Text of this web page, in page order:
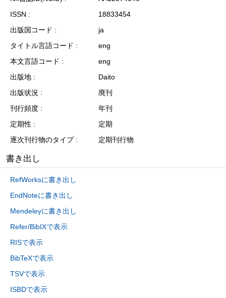
ISSN
18833454
出版国コード
ja
タイトル言語コード
eng
本文言語コード
eng
出版地
Daito
出版状況
廃刊
刊行頻度
年刊
定期性
定期
逐次刊行物のタイプ
定期刊行物
書き出し
RefWorksに書き出し
EndNoteに書き出し
Mendeleyに書き出し
Refer/BibIXで表示
RISで表示
BibTeXで表示
TSVで表示
ISBDで表示